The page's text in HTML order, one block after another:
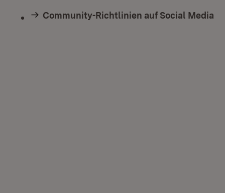
Community-Richtlinien auf Social Media